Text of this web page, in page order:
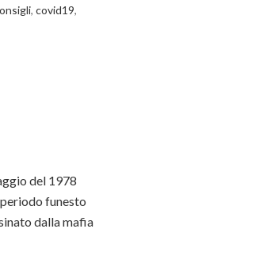
, covid19,
del 1978
funesto
dalla mafia